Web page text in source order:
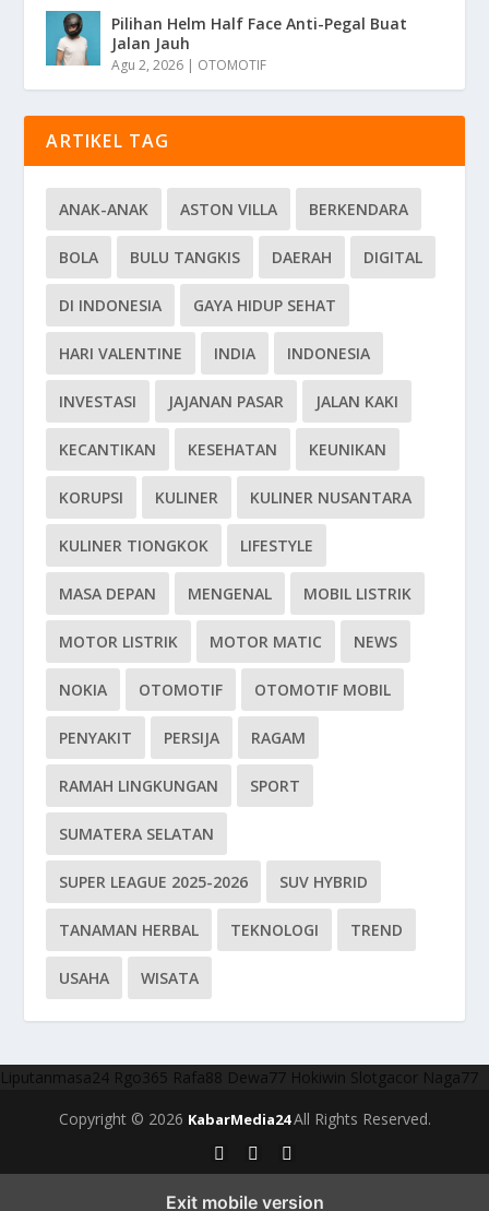
Pilihan Helm Half Face Anti-Pegal Buat
Jalan Jauh
Agu 2, 2026 | OTOMOTIF
ARTIKEL TAG
ANAK-ANAK ASTON VILLA BERKENDARA
BOLA BULU TANGKIS DAERAH DIGITAL
DI INDONESIA GAYA HIDUP SEHAT
HARI VALENTINE INDIA INDONESIA
INVESTASI JAJANAN PASAR JALAN KAKI
KECANTIKAN KESEHATAN KEUNIKAN
KORUPSI KULINER KULINER NUSANTARA
KULINER TIONGKOK LIFESTYLE
MASA DEPAN MENGENAL MOBIL LISTRIK
MOTOR LISTRIK MOTOR MATIC NEWS
NOKIA OTOMOTIF OTOMOTIF MOBIL
PENYAKIT PERSIJA RAGAM
RAMAH LINGKUNGAN SPORT
SUMATERA SELATAN
SUPER LEAGUE 2025-2026 SUV HYBRID
TANAMAN HERBAL TEKNOLOGI TREND
USAHA WISATA
Liputanmasa24 Rgo365 Rafa88 Dewa77 Hokiwin Slotgacor Naga77
Copyright © 2026 KabarMedia24All Rights Reserved.
Exit mobile version